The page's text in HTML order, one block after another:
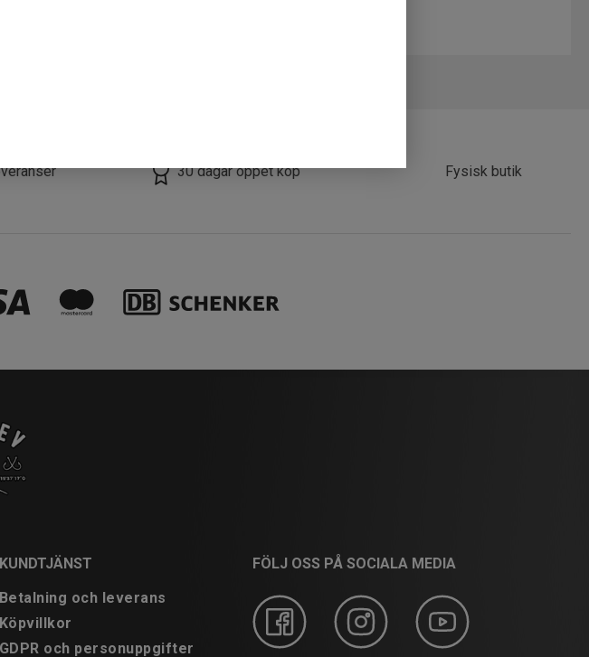
30 dagar öppet köp Fysisk butik
KUNDTJÄNST
Betalning och leverans
Köpvillkor
GDPR och personuppgifter
FÖLJ OSS PÅ SOCIALA MEDIA